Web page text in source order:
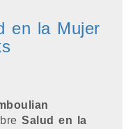
en la Mujer
Salud en la